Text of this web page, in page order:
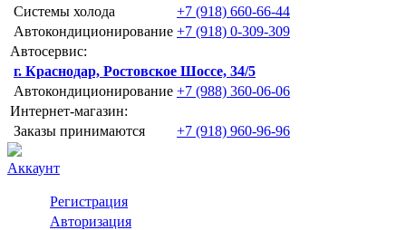
Системы холода
+7 (918) 660-66-44
Автокондиционирование +7 (918) 0-309-309
Автосервис:
г. Краснодар, Ростовское Шоссе, 34/5
Автокондиционирование +7 (988) 360-06-06
Интернет-магазин:
Заказы принимаются
+7 (918) 960-96-96
Аккаунт
Регистрация
Авторизация